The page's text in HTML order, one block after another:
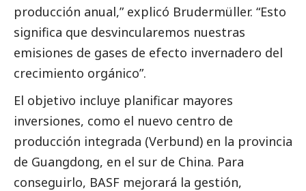
producción anual,” explicó Brudermüller. “Esto
significa que desvincularemos nuestras
emisiones de gases de efecto invernadero del
crecimiento orgánico”.
El objetivo incluye planificar mayores
inversiones, como el nuevo centro de
producción integrada (Verbund) en la provincia
de Guangdong, en el sur de China. Para
conseguirlo, BASF mejorará la gestión,